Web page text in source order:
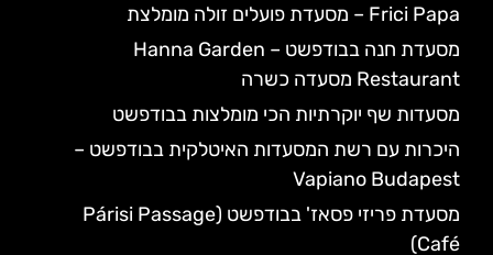
Frici Papa – מסעדת פועלים זולה מומלצת
מסעדת חנה בבודפשט – Hanna Garden
Restaurant מסעדה כשרה
מסעדות שף יוקרתיות הכי מומלצות בבודפשט
היכרות עם רשת המסעדות האיטלקית בבודפשט –
Vapiano Budapest
מסעדת פריזי פסאז' בבודפשט (Párisi Passage
Café)